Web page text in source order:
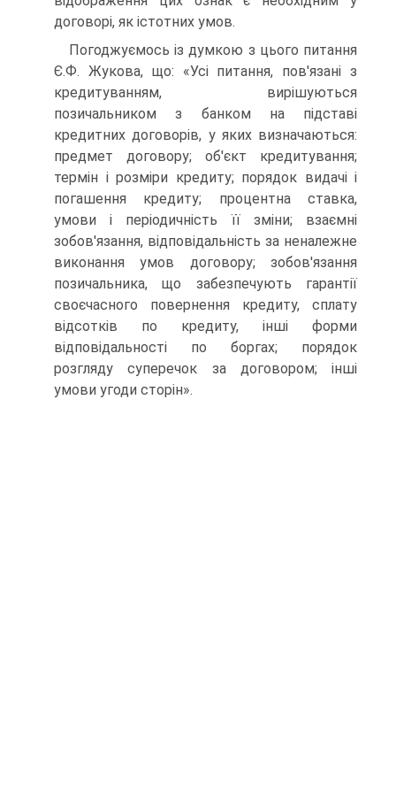
договорі, як істотних умов.
Погоджуємось із думкою з цього питання
Є.Ф. Жукова, що: «Усі питання, пов'язані з
кредитуванням, вирішуються
позичальником з банком на підставі
кредитних договорів, у яких визначаються:
предмет договору; об'єкт кредитування;
термін і розміри кредиту; порядок видачі і
погашення кредиту; процентна ставка,
умови і періодичність її зміни; взаємні
зобов'язання, відповідальність за неналежне
виконання умов договору; зобов'язання
позичальника, що забезпечують гарантії
своєчасного повернення кредиту, сплату
відсотків по кредиту, інші форми
відповідальності по боргах; порядок
розгляду суперечок за договором; інші
умови угоди сторін».